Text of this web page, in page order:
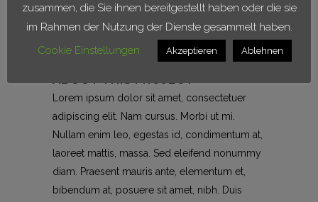
CATEGORY
Business, Photography
ABOUT THIS PROJECT
Lorem ipsum dolor sit amet, consectetuer
adipiscing elit. Nam cursus. Morbi ut mi.
Nullam enim leo, egestas id, condimentum at,
laoreet mattis, massa. Sed eleifend nonummy
diam. Praesent mauris ante, elementum et,
bibendum at, posuere sit amet, nibh. Duis
zusammen, die Sie ihnen bereitgestellt haben oder die sie
im Rahmen der Nutzung der Dienste gesammelt haben.
Cookie Einstellungen
Akzeptieren Ablehnen